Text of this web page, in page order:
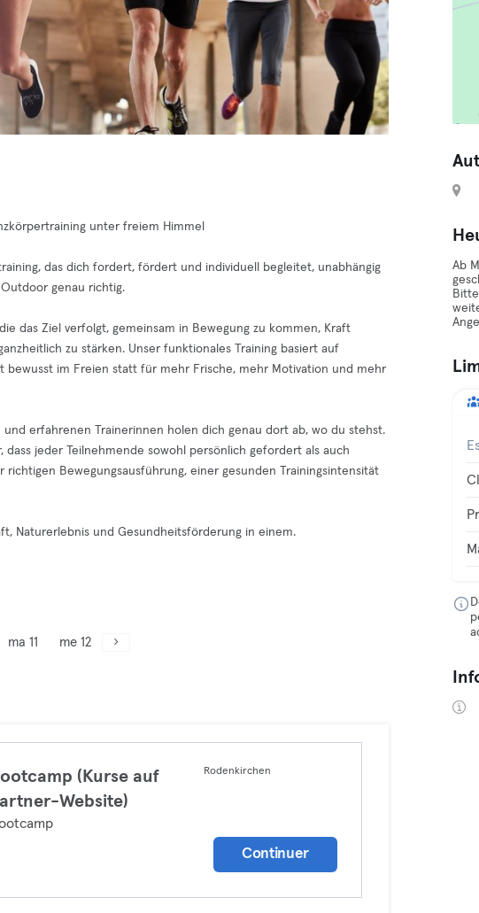
unter freiem Himmel
das dich fordert, fördert und individuell begleitet, unabhängig
genau richtig.
das Ziel verfolgt, gemeinsam in Bewegung zu kommen, Kraft
zu stärken. Unser funktionales Training basiert auf
im Freien statt für mehr Frische, mehr Motivation und mehr
erfahrenen Trainerinnen holen dich genau dort ab, wo du stehst.
jeder Teilnehmende sowohl persönlich gefordert als auch
Bewegungsausführung, einer gesunden Trainingsintensität
Naturerlebnis und Gesundheitsförderung in einem.
ma 11 me 12
(Kurse auf
Website)
Rodenkirchen
Continuer
Ab